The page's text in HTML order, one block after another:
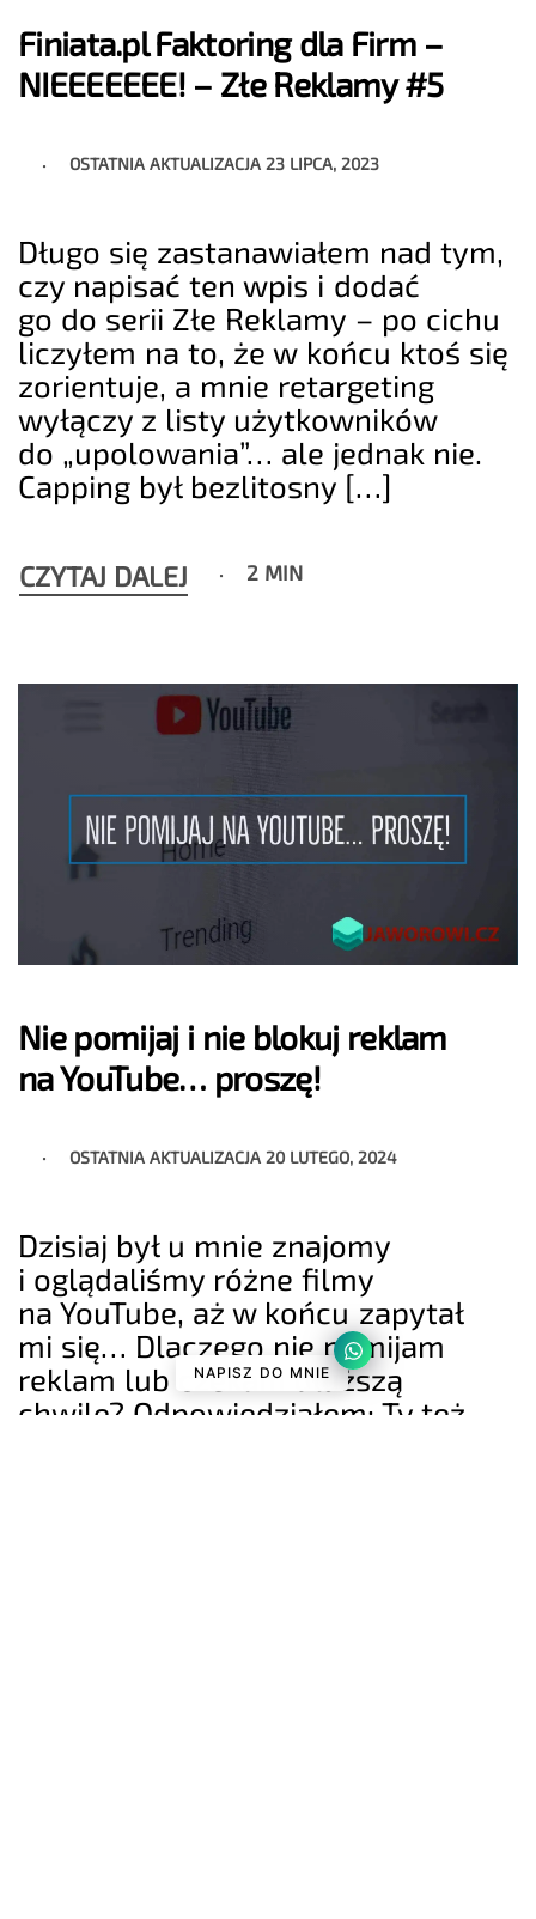
Finiata.pl Faktoring dla Firm –
NIEEEEEEE! – Złe Reklamy #5
OSTATNIA AKTUALIZACJA 23 LIPCA, 2023
Długo się zastanawiałem nad tym,
czy napisać ten wpis i dodać
go do serii Złe Reklamy – po cichu
liczyłem na to, że w końcu ktoś się
zorientuje, a mnie retargeting
wyłączy z listy użytkowników
do „upolowania”… ale jednak nie.
Capping był bezlitosny […]
CZYTAJ DALEJ 2 MIN
Nie pomijaj i nie blokuj reklam
na YouTube… proszę!
OSTATNIA AKTUALIZACJA 20 LUTEGO, 2024
Dzisiaj był u mnie znajomy
i oglądaliśmy różne filmy
na YouTube, aż w końcu zapytał
mi się… Dlaczego nie pomijam
reklam lub czekam dłuższą
chwilę? Odpowiedziałem: Ty też
NAPISZ DO MNIE